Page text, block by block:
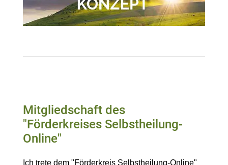
Mitgliedschaft des
"Förderkreises Selbstheilung-
Online"
Ich trete dem "Förderkreis Selbstheilung-Online"